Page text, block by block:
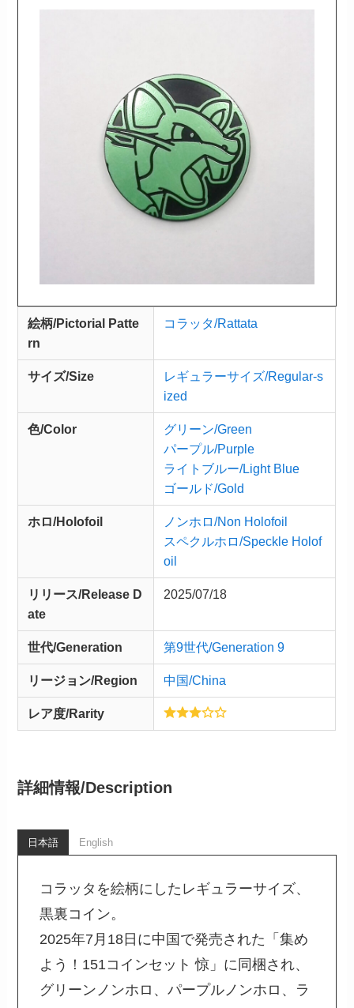
絵柄/Pictorial Patte
rn
コラッタ/Rattata
サイズ/Size
レギュラーサイズ/Regular-s
ized
色/Color
グリーン/Green
パープル/Purple
ライトブルー/Light Blue
ゴールド/Gold
ホロ/Holofoil
ノンホロ/Non Holofoil
スペクルホロ/Speckle Holof
oil
リリース/Release D
ate
2025/07/18
世代/Generation 第9世代/Generation 9
リージョン/Region 中国/China
レア度/Rarity
詳細情報/Description
日本語 English
コラッタを絵柄にしたレギュラーサイズ、
黒裏コイン。
2025年7月18日に中国で発売された「集め
よう！151コインセット 惊」に同梱され、
グリーンノンホロ、パープルノンホロ、ラ